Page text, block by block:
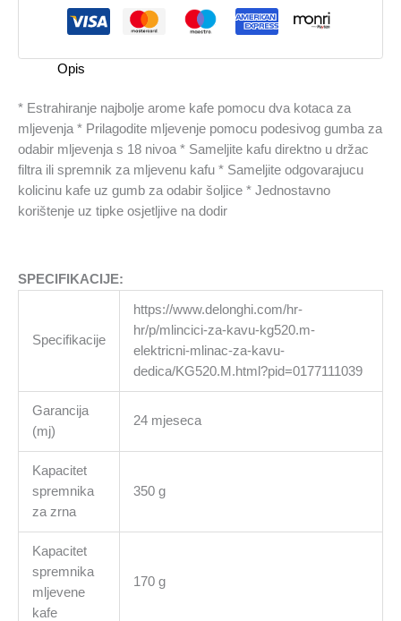
Opis
* Estrahiranje najbolje arome kafe pomocu dva kotaca za
mljevenja * Prilagodite mljevenje pomocu podesivog gumba za
odabir mljevenja s 18 nivoa * Sameljite kafu direktno u držac
filtra ili spremnik za mljevenu kafu * Sameljite odgovarajucu
kolicinu kafe uz gumb za odabir šoljice * Jednostavno
korištenje uz tipke osjetljive na dodir
SPECIFIKACIJE:
Specifikacije
https://www.delonghi.com/hr-
hr/p/mlincici-za-kavu-kg520.m-
elektricni-mlinac-za-kavu-
dedica/KG520.M.html?pid=0177111039
Garancija
(mj)
24 mjeseca
Kapacitet
spremnika
za zrna
350 g
Kapacitet
spremnika
mljevene
kafe
170 g